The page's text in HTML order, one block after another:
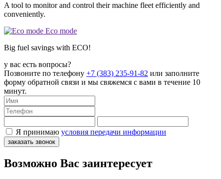
A tool to monitor and control their machine fleet efficiently and
conveniently.
Eco mode
Big fuel savings with ECO!
у вас есть вопросы?
Позвоните по телефону +7 (383) 235-91-82 или заполните
форму обратной связи и мы свяжемся с вами в течение 10
минут.
Я принимаю условия передачи информации
заказать звонок
Возможно Вас заинтересует